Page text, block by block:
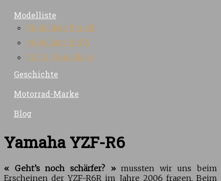
Modelliste
Modelliste Benelli
Modelliste BMW
PUCH Modellliste
Geschichte
Motorrad-Marke
Blog
Yamaha YZF-R6
« Geht’s noch schärfer? »mussten wir uns beim
Erscheinen der YZF-R6R im Jahre 2006 fragen. Beim